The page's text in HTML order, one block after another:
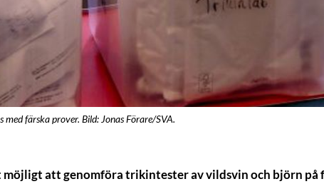
färska prover. Bild: Jonas Förare/SVA.
möjligt att genomföra trikintester av vildsvin och björn